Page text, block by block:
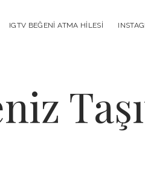
IGTV BEĞENI ATMA HILESI